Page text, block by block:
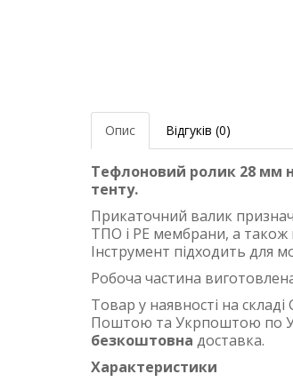
Опис Відгуків (0)
Тефлоновий ролик 28 мм
тенту.
Прикаточний валик
ТПО і PE мембрани, а
Інструмент підходить для
Робоча частина
Товар у наявності на складі
Поштою та Укрпоштою по
безкоштовна доставка.
Характеристики